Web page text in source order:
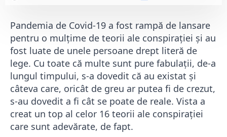
Pandemia de Covid-19 a fost rampă de lansare
pentru o mulțime de teorii ale conspirației și au
fost luate de unele persoane drept literă de
lege. Cu toate că multe sunt pure fabulații, de-a
lungul timpului, s-a dovedit că au existat și
câteva care, oricât de greu ar putea fi de crezut,
s-au dovedit a fi cât se poate de reale. Vista a
creat un top al celor 16 teorii ale conspirației
care sunt adevărate, de fapt.